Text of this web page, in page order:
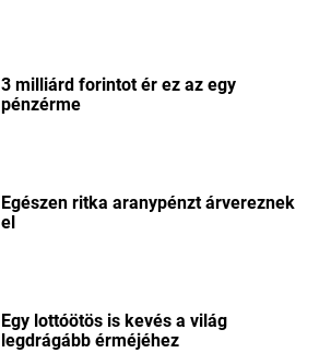
3 milliárd forintot ér ez az egy
pénzérme
Egészen ritka aranypénzt árvereznek
el
Egy lottóötös is kevés a világ
legdrágább érméjéhez